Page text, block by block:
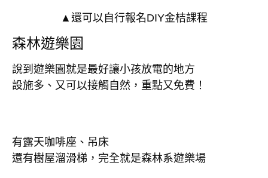
▲還可以自行報名DIY金桔課程
森林遊樂園
說到遊樂園就是最好讓小孩放電的地方
設施多、又可以接觸自然，重點又免費！
有露天咖啡座、吊床
還有樹屋溜滑梯，完全就是森林系遊樂場